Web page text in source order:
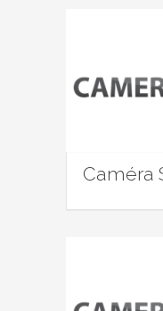
Caméra